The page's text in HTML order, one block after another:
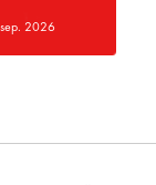
2026